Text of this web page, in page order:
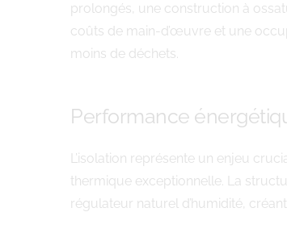
prolongés, une construction à
coûts de main-d’œuvre et une
moins de déchets.
Performance
L’isolation représente un enjeu
thermique exceptionnelle. La
régulateur naturel d’humidité,